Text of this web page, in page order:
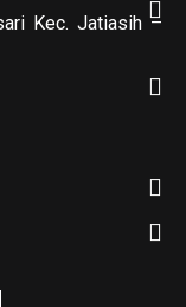
Kec. Jatiasih –